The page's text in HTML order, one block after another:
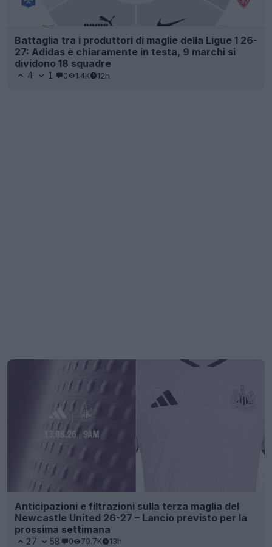
Battaglia tra i produttori di maglie della Ligue 1 26-
27: Adidas è chiaramente in testa, 9 marchi si
dividono 18 squadre
4 1 0 1.4K 12h
Anticipazioni e filtrazioni sulla terza maglia del
Newcastle United 26-27 – Lancio previsto per la
prossima settimana
27 58 0 79.7K 13h